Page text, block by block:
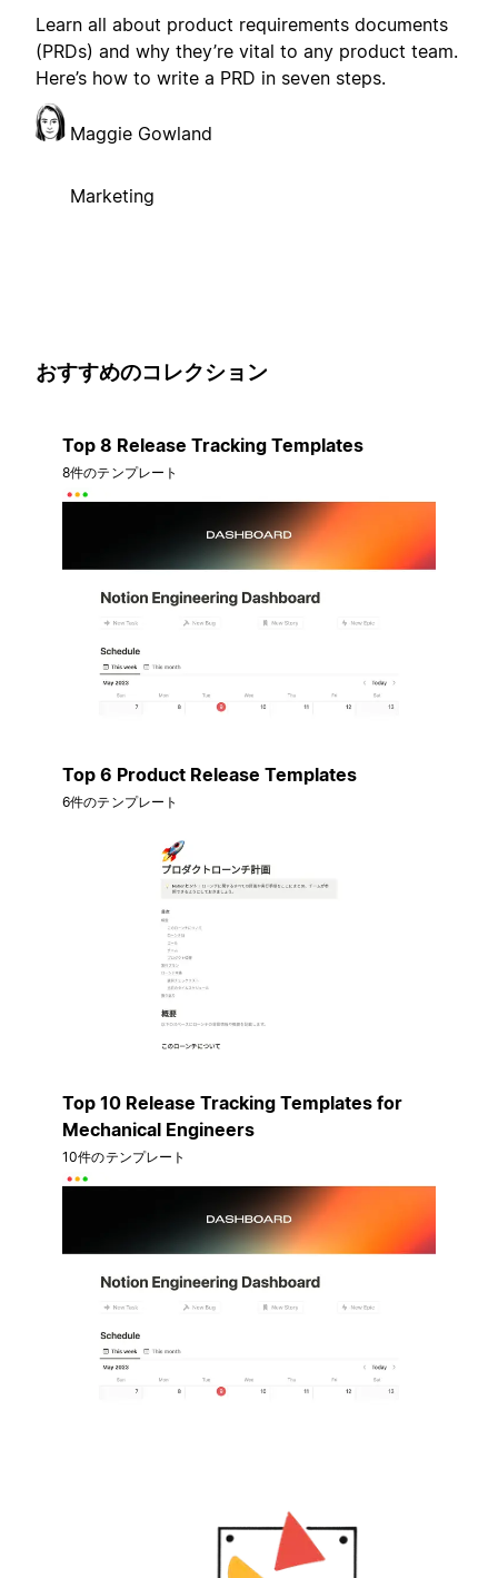
Learn all about product requirements documents
(PRDs) and why they’re vital to any product team.
Here’s how to write a PRD in seven steps.
Maggie Gowland
Marketing
おすすめのコレクション
Top 8 Release Tracking Templates
8件のテンプレート
Top 6 Product Release Templates
6件のテンプレート
Top 10 Release Tracking Templates for
Mechanical Engineers
10件のテンプレート